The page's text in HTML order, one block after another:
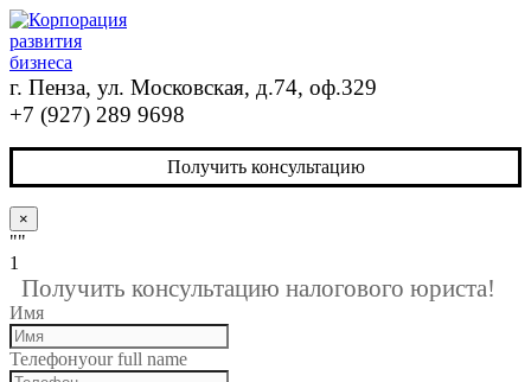
г. Пенза, ул. Московская, д.74, оф.329
+7 (927) 289 9698
Получить консультацию
×
""
1
Получить консультацию налогового юриста!
Имя
Телефонyour full name